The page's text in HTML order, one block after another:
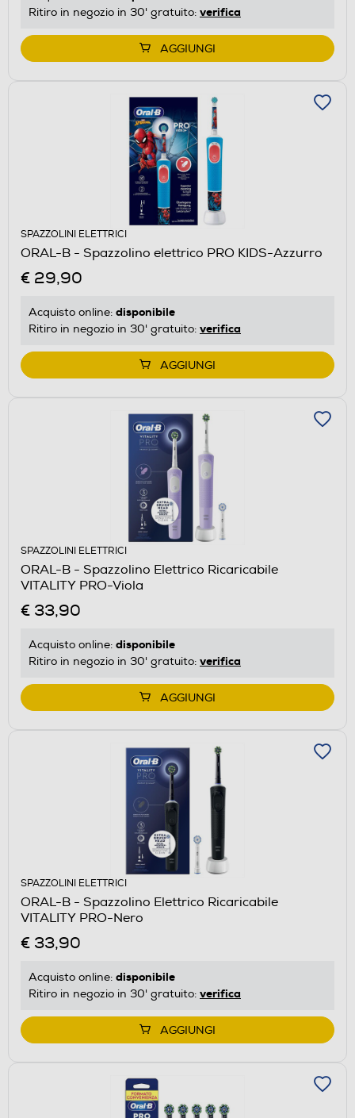
Ritiro in negozio in 30' gratuito: verifica
AGGIUNGI
SPAZZOLINI ELETTRICI
ORAL-B - Spazzolino elettrico PRO KIDS-Azzurro
€ 29,90
Acquisto online: disponibile
Ritiro in negozio in 30' gratuito: verifica
AGGIUNGI
SPAZZOLINI ELETTRICI
ORAL-B - Spazzolino Elettrico Ricaricabile
VITALITY PRO-Viola
€ 33,90
Acquisto online: disponibile
Ritiro in negozio in 30' gratuito: verifica
AGGIUNGI
SPAZZOLINI ELETTRICI
ORAL-B - Spazzolino Elettrico Ricaricabile
VITALITY PRO-Nero
€ 33,90
Acquisto online: disponibile
Ritiro in negozio in 30' gratuito: verifica
AGGIUNGI